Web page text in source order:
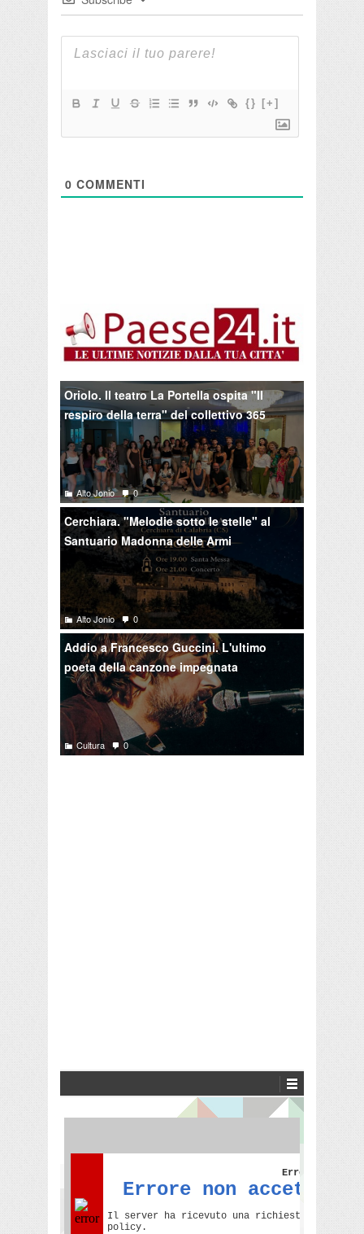
{} [+]
0 COMMENTI
Oriolo. Il teatro La Portella ospita "Il
respiro della terra" del collettivo 365
Alto Jonio 0
Cerchiara. "Melodie sotto le stelle" al
Santuario Madonna delle Armi
Alto Jonio 0
Addio a Francesco Guccini. L'ultimo
poeta della canzone impegnata
Cultura 0